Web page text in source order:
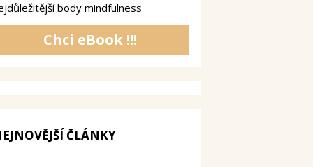
body mindfulness
Chci eBook !!!
ČLÁNKY